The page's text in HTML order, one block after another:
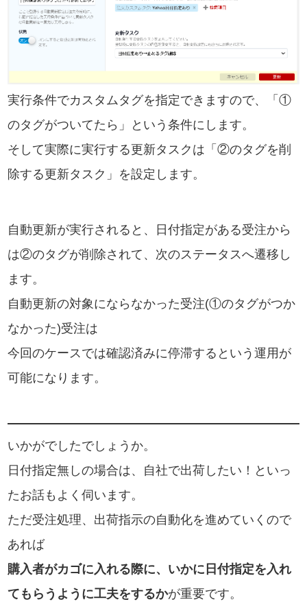
実行条件でカスタムタグを指定できますので、「①
のタグがついてたら」という条件にします。
そして実際に実行する更新タスクは「②のタグを削
除する更新タスク」を設定します。
自動更新が実行されると、日付指定がある受注から
は②のタグが削除されて、次のステータスへ遷移し
ます。
自動更新の対象にならなかった受注(①のタグがつか
なかった)受注は
今回のケースでは確認済みに停滞するという運用が
可能になります。
いかがでしたでしょうか。
日付指定無しの場合は、自社で出荷したい！といっ
たお話もよく伺います。
ただ受注処理、出荷指示の自動化を進めていくので
あれば
購入者がカゴに入れる際に、いかに日付指定を入れ
てもらうように工夫をするかが重要です。